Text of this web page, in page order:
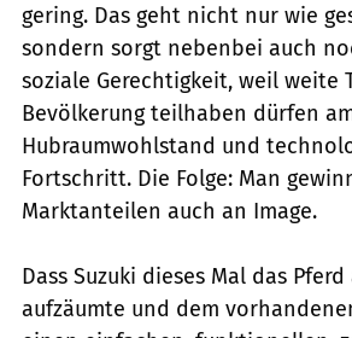
gering. Das geht nicht nur wie
sondern sorgt nebenbei auch
soziale Gerechtigkeit, weil weite
Bevölkerung teilhaben dürfen
Hubraumwohlstand und
Fortschritt. Die Folge: Man
Marktanteilen auch an Image.
Dass Suzuki dieses Mal das
aufzäumte und dem